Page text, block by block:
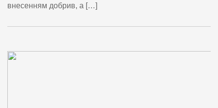
внесенням добрив, а […]